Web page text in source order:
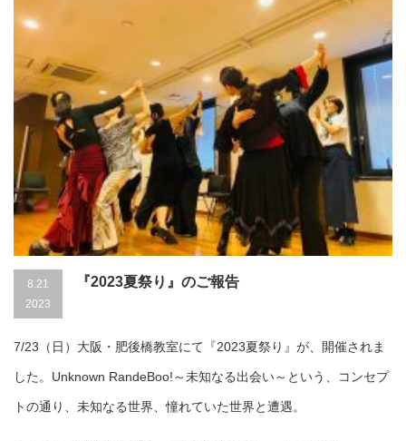
8.21
2023
『2023夏祭り』のご報告
7/23（日）大阪・肥後橋教室にて『2023夏祭り』が、開催されま
した。Unknown RandeBoo!～未知なる出会い～という、コンセプ
トの通り、未知なる世界、憧れていた世界と遭遇。